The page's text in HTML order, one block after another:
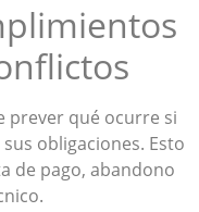
prever qué ocurre si
obligaciones. Esto
de pago, abandono